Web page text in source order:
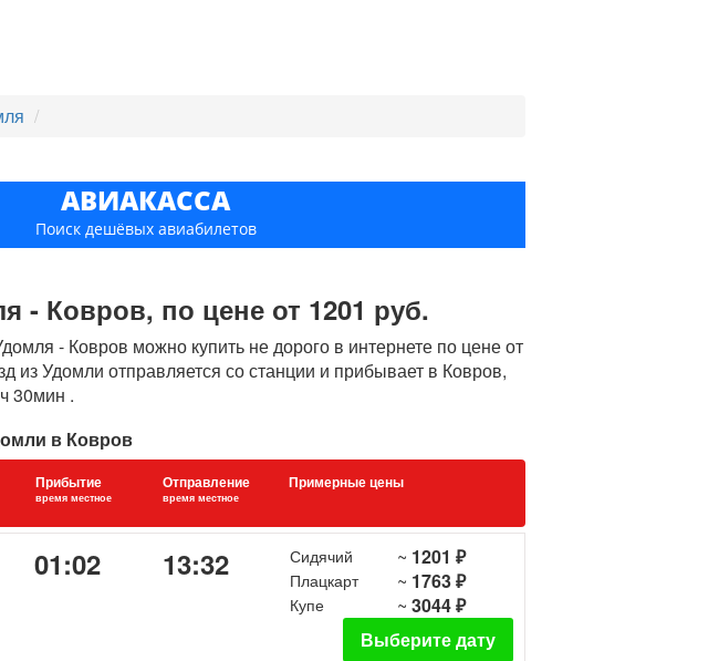
АВИАКАССА
Поиск дешёвых авиабилетов
- Ковров, по цене от 1201 руб.
- Ковров можно купить не дорого в интернете по цене от
из Удомли отправляется со станции и прибывает в Ковров,
30мин .
в Ковров
Прибытие
время местное
Отправление
время местное
Примерные цены
01:02 13:32 Сидячий ~ 1201 ₽
Плацкарт ~ 1763 ₽
Купе ~ 3044 ₽
Выберите дату